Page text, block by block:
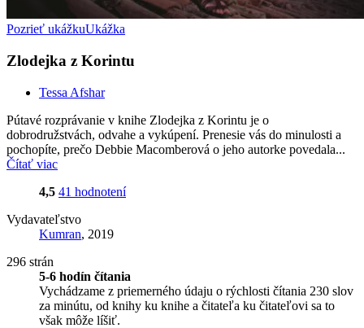
Pozrieť ukážkuUkážka
Zlodejka z Korintu
Tessa Afshar
Pútavé rozprávanie v knihe Zlodejka z Korintu je o
dobrodružstvách, odvahe a vykúpení. Prenesie vás do minulosti a
pochopíte, prečo Debbie Macomberová o jeho autorke povedala...
Čítať viac
4,5 41 hodnotení
Vydavateľstvo
Kumran, 2019
296 strán
5-6 hodín čítania
Vychádzame z priemerného údaju o rýchlosti čítania 230 slov
za minútu, od knihy ku knihe a čitateľa ku čitateľovi sa to
však môže líšiť.